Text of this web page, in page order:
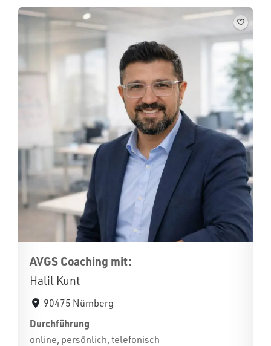
AVGS Coaching mit:
Halil Kunt
90475 Nürnberg
Durchführung
online, persönlich, telefonisch